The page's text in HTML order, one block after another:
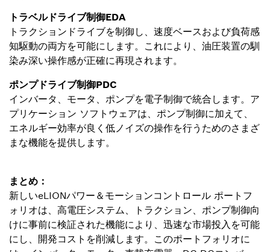
トラベルドライブ制御EDA
トラクションドライブを制御し、速度ベースおよび負荷感
知駆動の両方を可能にします。これにより、油圧装置の馴
染み深い操作感が正確に再現されます。
ポンプドライブ制御PDC
インバータ、モータ、ポンプを電子制御で統合します。ア
プリケーション ソフトウェアは、ポンプ制御に加えて、
エネルギー効率が良く低ノイズの操作を行うためのさまざ
まな機能を提供します。
まとめ：
新しいeLIONパワー＆モーションコントロール ポートフ
ォリオは、高電圧システム、トラクション、ポンプ制御向
けに事前に検証された機能により、迅速な市場投入を可能
にし、開発コストを削減します。このポートフォリオに